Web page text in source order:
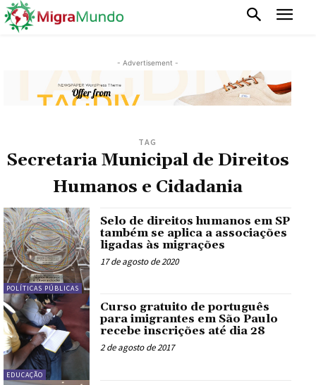
- Advertisement -
TAG
Secretaria Municipal de Direitos
Humanos e Cidadania
POLÍTICAS PÚBLICAS
Selo de direitos humanos em SP
também se aplica a associações
ligadas às migrações
17 de agosto de 2020
EDUCAÇÃO
Curso gratuito de português
para imigrantes em São Paulo
recebe inscrições até dia 28
2 de agosto de 2017